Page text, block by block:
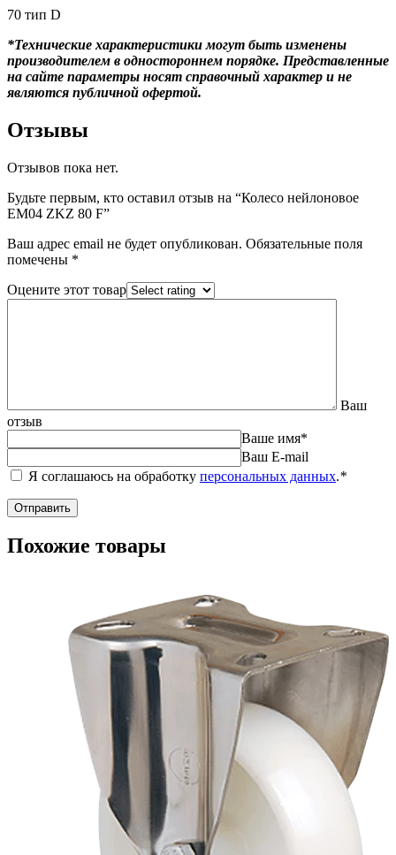
70 тип D
*Технические характеристики могут быть изменены
производителем в одностороннем порядке. Представленные
на сайте параметры носят справочный характер и не
являются публичной офертой.
Отзывы
Отзывов пока нет.
Будьте первым, кто оставил отзыв на “Колесо нейлоновое
EM04 ZKZ 80 F”
Ваш адрес email не будет опубликован. Обязательные поля
помечены *
Оцените этот товар
Ваш
отзыв
Ваше имя*
Ваш E-mail
Я соглашаюсь на обработку персональных данных.*
Похожие товары